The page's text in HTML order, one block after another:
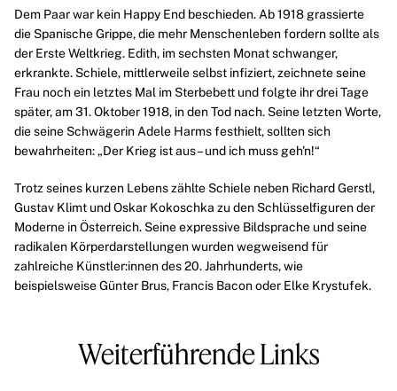
Dem Paar war kein Happy End beschieden. Ab 1918 grassierte
die Spanische Grippe, die mehr Menschenleben fordern sollte als
der Erste Weltkrieg. Edith, im sechsten Monat schwanger,
erkrankte. Schiele, mittlerweile selbst infiziert, zeichnete seine
Frau noch ein letztes Mal im Sterbebett und folgte ihr drei Tage
später, am 31. Oktober 1918, in den Tod nach. Seine letzten Worte,
die seine SchwägerinAdele Harmsfesthielt, sollten sich
bewahrheiten: „Der Krieg ist aus – und ich muss geh'n!“
Trotz seines kurzen Lebens zählte Schiele neben Richard Gerstl,
Gustav Klimt undOskar Kokoschka zu den Schlüsselfiguren der
Moderne in Österreich. Seine expressive Bildsprache und seine
radikalen Körperdarstellungen wurden wegweisend für
zahlreiche Künstler:innen des 20. Jahrhunderts, wie
beispielsweiseGünter Brus, Francis Bacon oder Elke Krystufek.
Weiterführende Links